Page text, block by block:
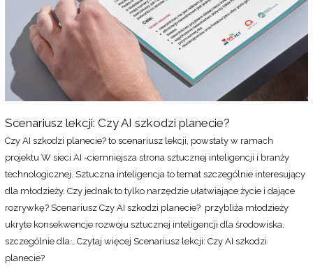
Scenariusz lekcji: Czy AI szkodzi planecie?
Czy AI szkodzi planecie? to scenariusz lekcji, powstały w ramach
projektu W sieci AI -ciemniejsza strona sztucznej inteligencji i branży
technologicznej. Sztuczna inteligencja to temat szczególnie interesujący
dla młodzieży. Czy jednak to tylko narzędzie ułatwiające życie i dające
rozrywkę? Scenariusz Czy AI szkodzi planecie? przybliża młodzieży
ukryte konsekwencje rozwoju sztucznej inteligencji dla środowiska,
szczególnie dla…Czytaj więcej Scenariusz lekcji: Czy AI szkodzi
planecie?